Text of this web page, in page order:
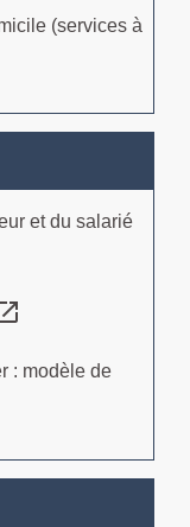
(services à
et du salarié
: modèle de